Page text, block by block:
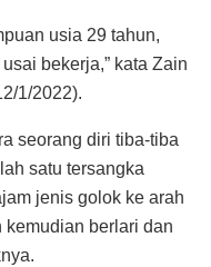
usia 29 tahun,
bekerja,” kata Zain
1/2022).
seorang diri tiba-tiba
satu tersangka
jenis golok ke arah
kemudian berlari dan